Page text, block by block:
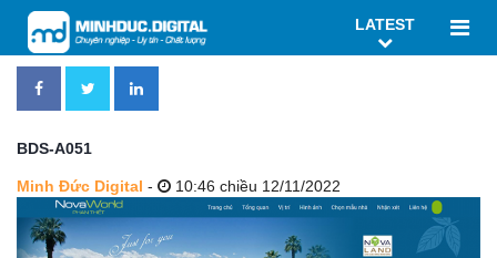
LATEST
BDS-A051
Minh Đức Digital - 10:46 chiều 12/11/2022